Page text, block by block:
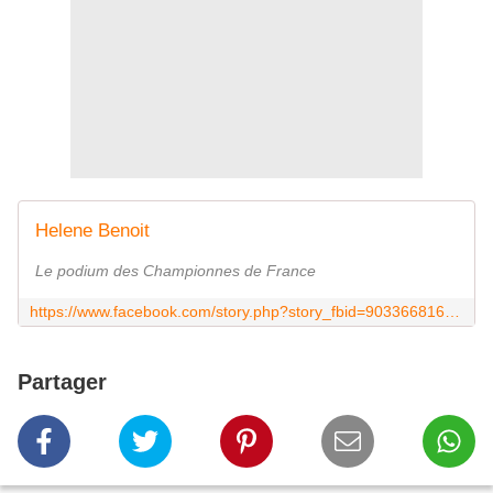
Helene Benoit
Le podium des Championnes de France
Partager